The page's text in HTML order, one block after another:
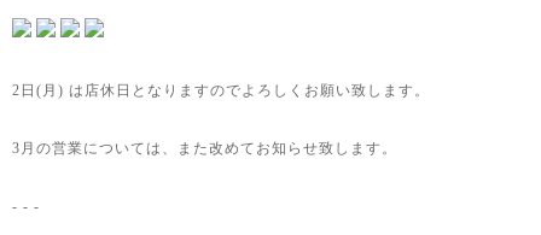
2日(月) は店休日となりますのでよろしくお願い致します。
3月の営業については、また改めてお知らせ致します。
- - -